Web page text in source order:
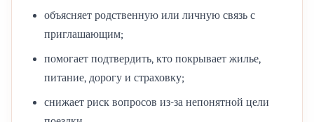
объясняет родственную или личную связь с
приглашающим;
помогает подтвердить, кто покрывает жилье,
питание, дорогу и страховку;
снижает риск вопросов из-за непонятной цели